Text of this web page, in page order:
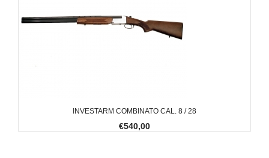
INVESTARM COMBINATO CAL. 8 / 28
€540,00